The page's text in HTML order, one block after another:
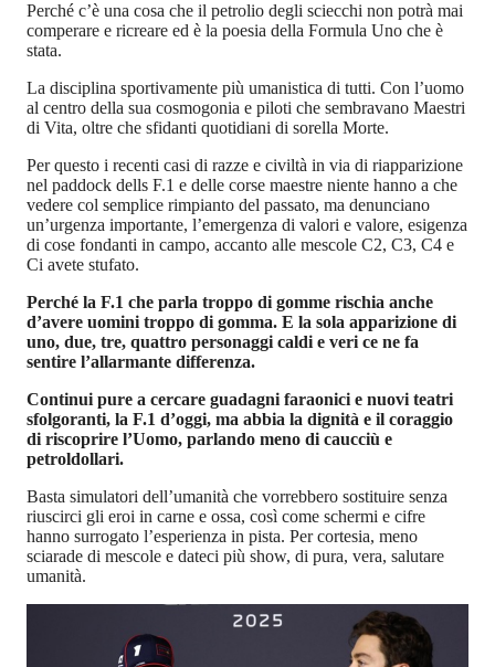
Perché c’è una cosa che il petrolio degli sciecchi non potrà mai
comperare e ricreare ed è la poesia della Formula Uno che è
stata.
La disciplina sportivamente più umanistica di tutti. Con l’uomo
al centro della sua cosmogonia e piloti che sembravano Maestri
di Vita, oltre che sfidanti quotidiani di sorella Morte.
Per questo i recenti casi di razze e civiltà in via di riapparizione
nel paddock dells F.1 e delle corse maestre niente hanno a che
vedere col semplice rimpianto del passato, ma denunciano
un’urgenza importante, l’emergenza di valori e valore, esigenza
di cose fondanti in campo, accanto alle mescole C2, C3, C4 e
Ci avete stufato.
Perché la F.1 che parla troppo di gomme rischia anche
d’avere uomini troppo di gomma. E la sola apparizione di
uno, due, tre, quattro personaggi caldi e veri ce ne fa
sentire l’allarmante differenza.
Continui pure a cercare guadagni faraonici e nuovi teatri
sfolgoranti, la F.1 d’oggi, ma abbia la dignità e il coraggio
di riscoprire l’Uomo, parlando meno di caucciù e
petroldollari.
Basta simulatori dell’umanità che vorrebbero sostituire senza
riuscirci gli eroi in carne e ossa, così come schermi e cifre
hanno surrogato l’esperienza in pista. Per cortesia, meno
sciarade di mescole e dateci più show, di pura, vera, salutare
umanità.